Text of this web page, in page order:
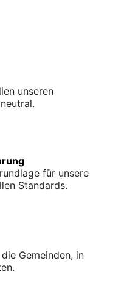
unseren
für unsere
Standards.
Gemeinden, in